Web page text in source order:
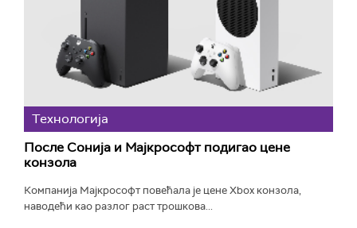
Технологијa
После Сонија и Мајкрософт подигао цене
конзола
Компанија Мајкрософт повећала је цене Xbox конзола,
наводећи као разлог раст трошкова...